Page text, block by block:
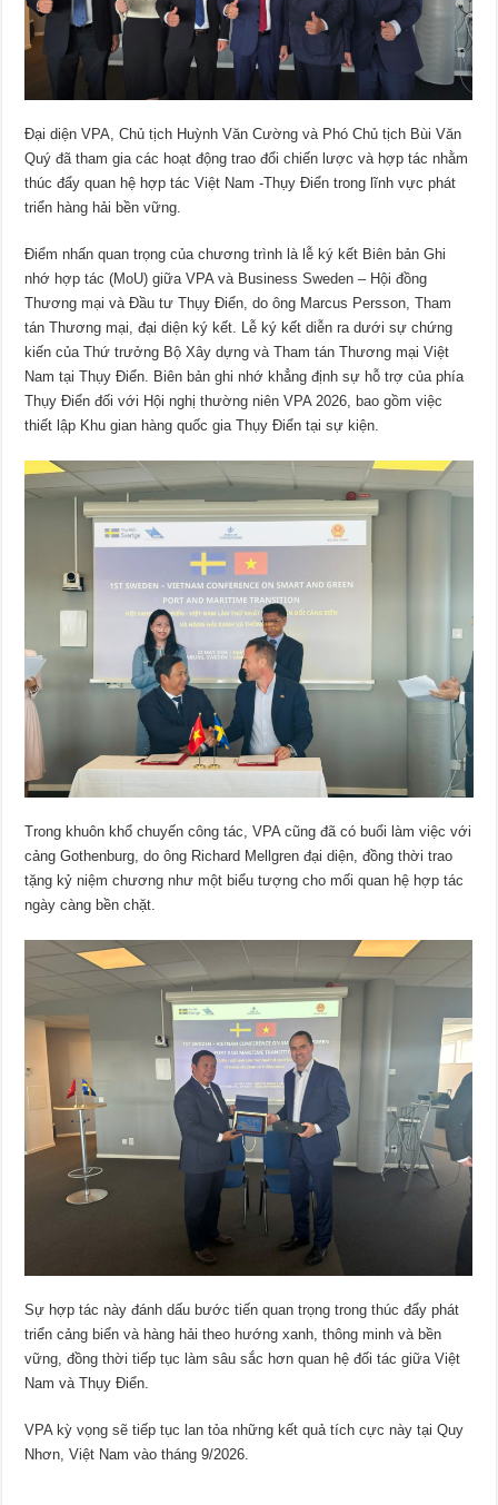
Đại diện VPA, Chủ tịch Huỳnh Văn Cường và Phó Chủ tịch Bùi Văn
Quý đã tham gia các hoạt động trao đổi chiến lược và hợp tác nhằm
thúc đẩy quan hệ hợp tác Việt Nam -Thụy Điển trong lĩnh vực phát
triển hàng hải bền vững.
Điểm nhấn quan trọng của chương trình là lễ ký kết Biên bản Ghi
nhớ hợp tác (MoU) giữa VPA và Business Sweden – Hội đồng
Thương mại và Đầu tư Thụy Điển, do ông Marcus Persson, Tham
tán Thương mại, đại diện ký kết. Lễ ký kết diễn ra dưới sự chứng
kiến của Thứ trưởng Bộ Xây dựng và Tham tán Thương mại Việt
Nam tại Thụy Điển. Biên bản ghi nhớ khẳng định sự hỗ trợ của phía
Thụy Điển đối với Hội nghị thường niên VPA 2026, bao gồm việc
thiết lập Khu gian hàng quốc gia Thụy Điển tại sự kiện.
Trong khuôn khổ chuyến công tác, VPA cũng đã có buổi làm việc với
cảng Gothenburg, do ông Richard Mellgren đại diện, đồng thời trao
tặng kỷ niệm chương như một biểu tượng cho mối quan hệ hợp tác
ngày càng bền chặt.
Sự hợp tác này đánh dấu bước tiến quan trọng trong thúc đẩy phát
triển cảng biển và hàng hải theo hướng xanh, thông minh và bền
vững, đồng thời tiếp tục làm sâu sắc hơn quan hệ đối tác giữa Việt
Nam và Thụy Điển.
VPA kỳ vọng sẽ tiếp tục lan tỏa những kết quả tích cực này tại Quy
Nhơn, Việt Nam vào tháng 9/2026.